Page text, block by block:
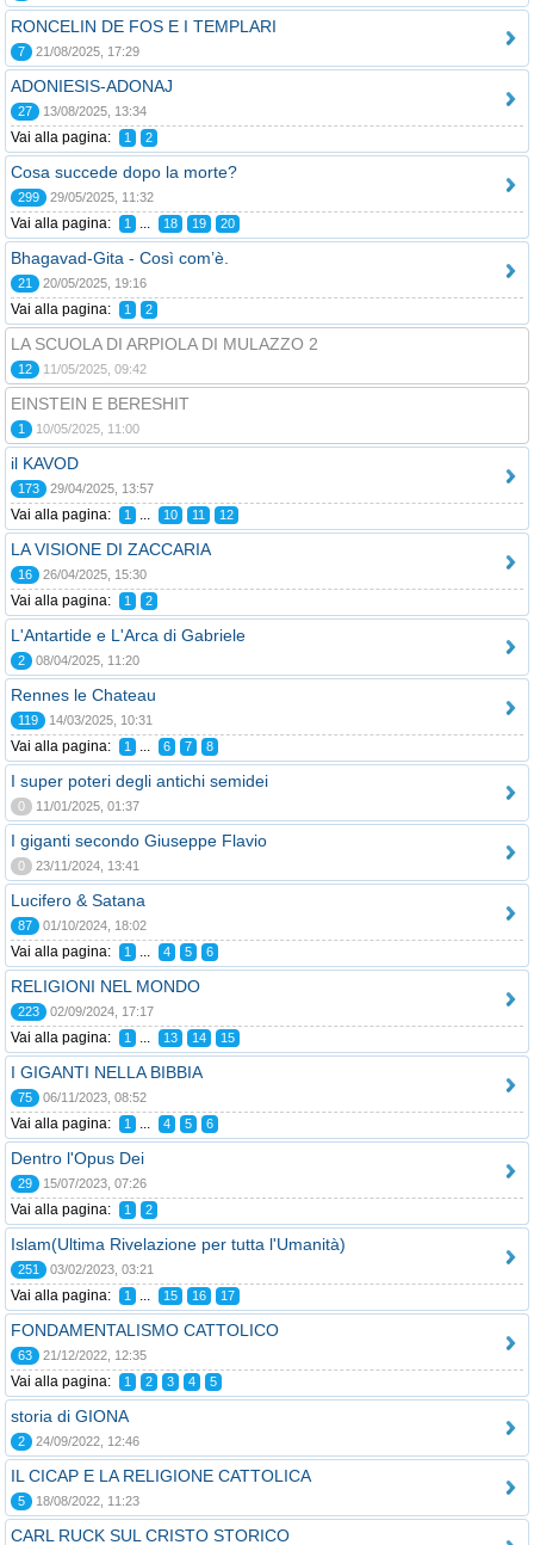
RONCELIN DE FOS E I TEMPLARI
7 21/08/2025, 17:29
ADONIESIS-ADONAJ
27 13/08/2025, 13:34
Vai alla pagina: 1 2
Cosa succede dopo la morte?
299 29/05/2025, 11:32
Vai alla pagina: 1 ... 18 19 20
Bhagavad-Gita - Così com’è.
21 20/05/2025, 19:16
Vai alla pagina: 1 2
LA SCUOLA DI ARPIOLA DI MULAZZO 2
12 11/05/2025, 09:42
EINSTEIN E BERESHIT
1 10/05/2025, 11:00
il KAVOD
173 29/04/2025, 13:57
Vai alla pagina: 1 ... 10 11 12
LA VISIONE DI ZACCARIA
16 26/04/2025, 15:30
Vai alla pagina: 1 2
L'Antartide e L'Arca di Gabriele
2 08/04/2025, 11:20
Rennes le Chateau
119 14/03/2025, 10:31
Vai alla pagina: 1 ... 6 7 8
I super poteri degli antichi semidei
0 11/01/2025, 01:37
I giganti secondo Giuseppe Flavio
0 23/11/2024, 13:41
Lucifero & Satana
87 01/10/2024, 18:02
Vai alla pagina: 1 ... 4 5 6
RELIGIONI NEL MONDO
223 02/09/2024, 17:17
Vai alla pagina: 1 ... 13 14 15
I GIGANTI NELLA BIBBIA
75 06/11/2023, 08:52
Vai alla pagina: 1 ... 4 5 6
Dentro l'Opus Dei
29 15/07/2023, 07:26
Vai alla pagina: 1 2
Islam(Ultima Rivelazione per tutta l'Umanità)
251 03/02/2023, 03:21
Vai alla pagina: 1 ... 15 16 17
FONDAMENTALISMO CATTOLICO
63 21/12/2022, 12:35
Vai alla pagina: 1 2 3 4 5
storia di GIONA
2 24/09/2022, 12:46
IL CICAP E LA RELIGIONE CATTOLICA
5 18/08/2022, 11:23
CARL RUCK SUL CRISTO STORICO